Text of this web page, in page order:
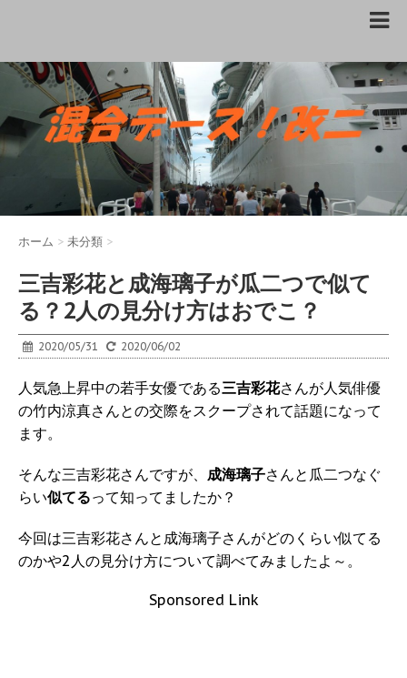
ホーム > 未分類 >
三吉彩花と成海璃子が瓜二つで似て
る？2人の見分け方はおでこ？
2020/05/31 2020/06/02
人気急上昇中の若手女優である三吉彩花さんが人気俳優
の竹内涼真さんとの交際をスクープされて話題になって
ます。
そんな三吉彩花さんですが、 成海璃子さんと瓜二つなぐ
らい似てるって知ってましたか？
今回は三吉彩花さんと成海璃子さんがどのくらい似てる
のかや2人の見分け方について調べてみましたよ～。
Sponsored Link